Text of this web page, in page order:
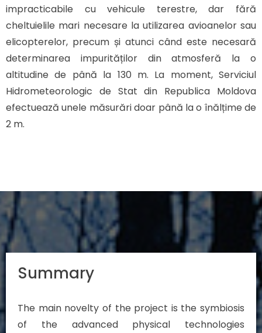
impracticabile cu vehicule terestre, dar fără
cheltuielile mari necesare la utilizarea avioanelor sau
elicopterelor, precum și atunci când este necesară
determinarea impurităților din atmosferă la o
altitudine de până la 130 m. La moment, Serviciul
Hidrometeorologic de Stat din Republica Moldova
efectuează unele măsurări doar până la o înălțime de
2 m.
Summary
The main novelty of the project is the symbiosis
of the advanced physical technologies